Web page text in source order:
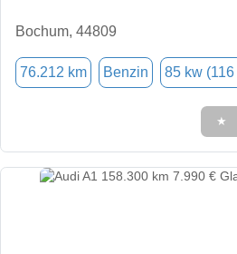
Bochum, 44809
76.212 km Benzin 85 kw
★